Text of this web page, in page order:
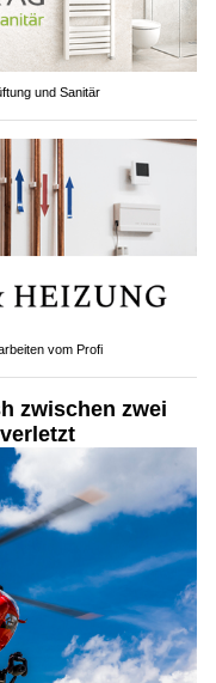
und Sanitär
vom Profi
zwischen zwei